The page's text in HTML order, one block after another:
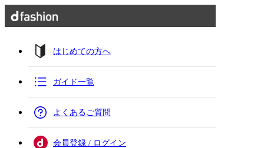
はじめての方へ
ガイド一覧
よくあるご質問
会員登録 / ログイン